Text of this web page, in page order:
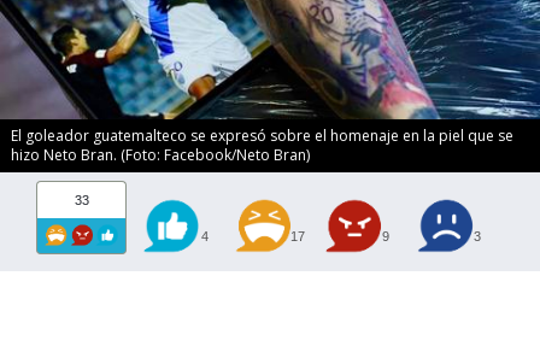
El goleador guatemalteco se expresó sobre el homenaje en la piel que se
hizo Neto Bran. (Foto: Facebook/Neto Bran)
33
4 17 9 3